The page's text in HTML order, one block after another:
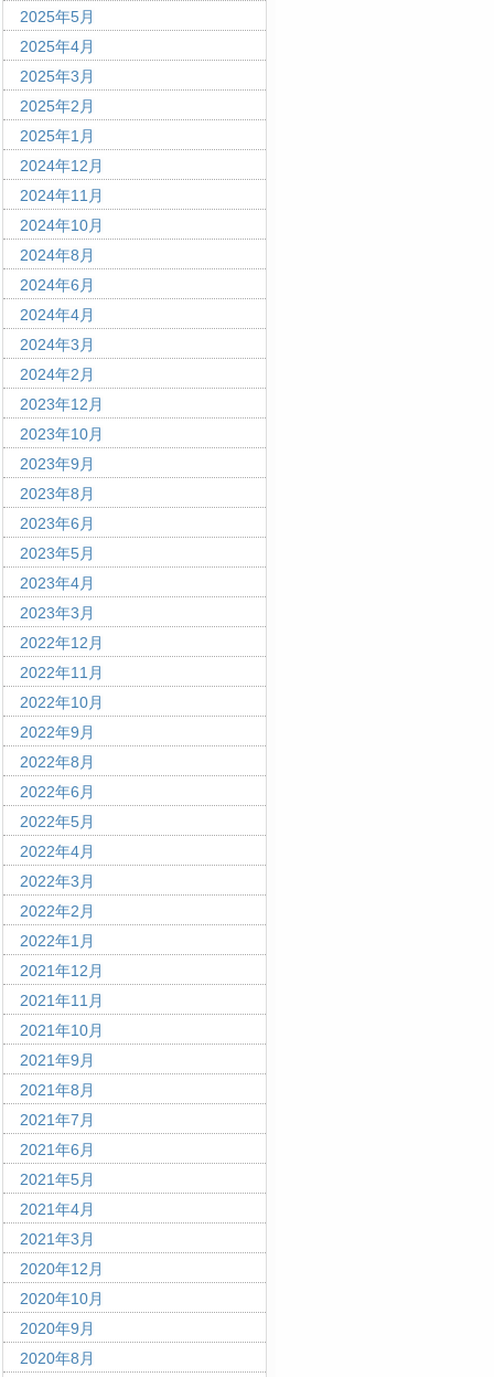
2025年5月
2025年4月
2025年3月
2025年2月
2025年1月
2024年12月
2024年11月
2024年10月
2024年8月
2024年6月
2024年4月
2024年3月
2024年2月
2023年12月
2023年10月
2023年9月
2023年8月
2023年6月
2023年5月
2023年4月
2023年3月
2022年12月
2022年11月
2022年10月
2022年9月
2022年8月
2022年6月
2022年5月
2022年4月
2022年3月
2022年2月
2022年1月
2021年12月
2021年11月
2021年10月
2021年9月
2021年8月
2021年7月
2021年6月
2021年5月
2021年4月
2021年3月
2020年12月
2020年10月
2020年9月
2020年8月